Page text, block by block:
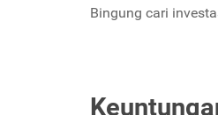
Bingung cari